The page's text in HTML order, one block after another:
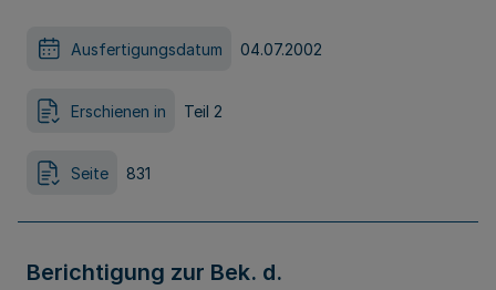
Ausfertigungsdatum 04.07.2002
Erschienen in Teil 2
Seite 831
Berichtigung zur Bek. d.